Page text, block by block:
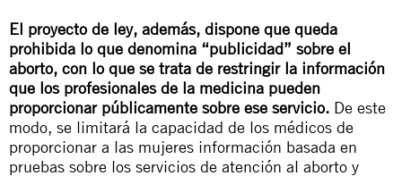
El proyecto de ley, además, dispone que queda
prohibida lo que denomina “publicidad” sobre el
aborto, con lo que se trata de restringir la información
que los profesionales de la medicina pueden
proporcionar públicamente sobre ese servicio. De este
modo, se limitará la capacidad de los médicos de
proporcionar a las mujeres información basada en
pruebas sobre los servicios de atención al aborto y